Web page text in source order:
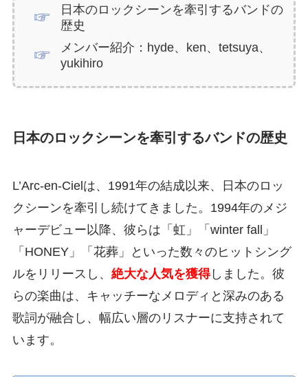
日本のロックシーンを牽引するバンドの
歴史
メンバー紹介：hyde、ken、tetsuya、
yukihiro
日本のロックシーンを牽引するバンドの歴史
L’Arc-en-Cielは、1991年の結成以来、日本のロッ
クシーンを牽引し続けてきました。1994年のメジ
ャーデビュー以降、彼らは「虹」「winter fall」
「HONEY」「花葬」といった数々のヒットシング
ルをリリースし、 絶大な人気を獲得しました。彼
らの楽曲は、キャッチーなメロディと深みのある
歌詞が融合し、幅広い層のリスナーに支持されて
います。